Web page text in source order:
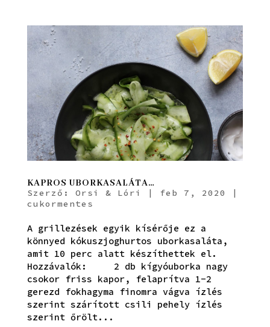
KAPROS UBORKASALÁTA…
Szerző: Orsi & Lóri | feb 7, 2020
|
cukormentes
A grillezések egyik kísérője ez a
könnyed kókuszjoghurtos uborkasaláta,
amit 10 perc alatt készíthettek el.
Hozzávalók: 2 db kígyóuborka nagy
csokor friss kapor, felaprítva 1-2
gerezd fokhagyma finomra vágva ízlés
szerint szárított csili pehely ízlés
szerint őrölt...